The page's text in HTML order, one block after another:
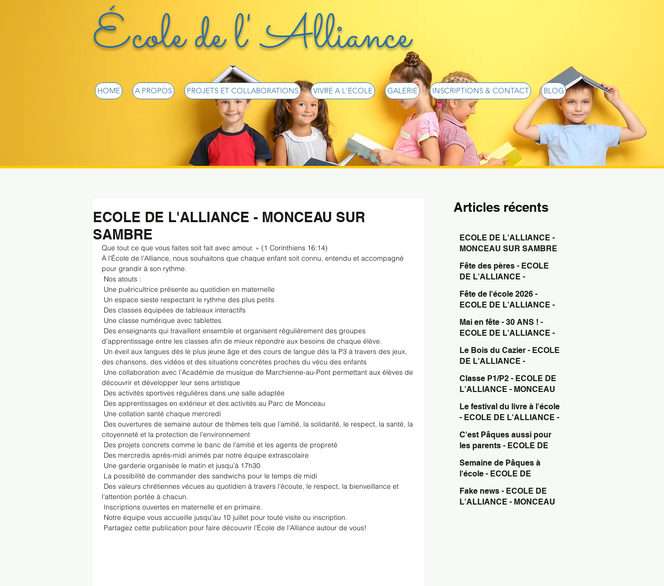
École de l' Alliance
HOME A PROPOS PROJETS ET COLLABORATIONS VIVRE A L'ECOLE GALERIE INSCRIPTIONS & CONTACT BLOG
Articles récents
ECOLE DE L'ALLIANCE -
MONCEAU SUR SAMBRE
Fête des pères - ECOLE
DE L'ALLIANCE -
Fête de l'école 2026 -
ECOLE DE L'ALLIANCE -
Mai en fête - 30 ANS ! -
ECOLE DE L'ALLIANCE -
Le Bois du Cazier - ECOLE
DE L'ALLIANCE -
Classe P1/P2 - ECOLE DE
L'ALLIANCE - MONCEAU
Le festival du livre à l'école
- ECOLE DE L'ALLIANCE -
C'est Pâques aussi pour
les parents - ECOLE DE
SUR SAMBRE
Semaine de Pâques à
l'école - ECOLE DE
SUR SAMBRE
Fake news - ECOLE DE
L'ALLIANCE - MONCEAU
ECOLE DE L'ALLIANCE - MONCEAU SUR
SAMBRE
Que tout ce que vous faites soit fait avec amour. » (1 Corinthiens 16:14)
À l’École de l’Alliance, nous souhaitons que chaque enfant soit connu, entendu et accompagné
pour grandir à son rythme.
Nos atouts :
Une puéricultrice présente au quotidien en maternelle
Un espace sieste respectant le rythme des plus petits
Des classes équipées de tableaux interactifs
Une classe numérique avec tablettes
Des enseignants qui travaillent ensemble et organisent régulièrement des groupes
d’apprentissage entre les classes afin de mieux répondre aux besoins de chaque élève.
Un éveil aux langues dès le plus jeune âge et des cours de langue dès la P3 à travers des jeux,
des chansons, des vidéos et des situations concrètes proches du vécu des enfants
Une collaboration avec l’Académie de musique de Marchienne-au-Pont permettant aux élèves de
découvrir et développer leur sens artistique
Des activités sportives régulières dans une salle adaptée
Des apprentissages en extérieur et des activités au Parc de Monceau
Une collation santé chaque mercredi
Des ouvertures de semaine autour de thèmes tels que l’amitié, la solidarité, le respect, la santé, la
citoyenneté et la protection de l’environnement
Des projets concrets comme le banc de l’amitié et les agents de propreté
Des mercredis après-midi animés par notre équipe extrascolaire
Une garderie organisée le matin et jusqu’à 17h30
La possibilité de commander des sandwichs pour le temps de midi
Des valeurs chrétiennes vécues au quotidien à travers l’écoute, le respect, la bienveillance et
l’attention portée à chacun.
Inscriptions ouvertes en maternelle et en primaire.
Notre équipe vous accueille jusqu’au 10 juillet pour toute visite ou inscription.
Partagez cette publication pour faire découvrir l’École de l’Alliance autour de vous!